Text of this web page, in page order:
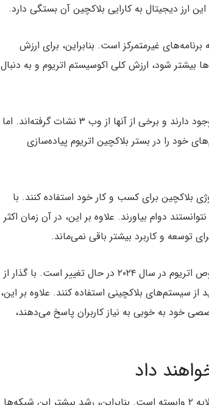
ارز دیجیتال به کارایی بلاکچین آن بستگی دارد.
غیرمتمرکز است. بنابراین، برای ارزش
بیشتر شود، ارزش کلی اکوسیستم اتریوم و به دنبال
در حال حاضر برنامه‌های کاربردی ارزشمندی در بلاکچین اتریوم وجود دارند و برخی از آنها از وب ۳ نشات گرفته‌اند. اما
خود را در بستر بلاکچین اتریوم پیاده‌سازی
بلاکچین برای کسب و کار خود استفاده کنند. با
دوام بیاورند. علاوه بر این، در آن زمان اکثر
اما به نظر می‌رسد چشم‌انداز کلی شبکه‌های بلاکچینی و به خصوص اتریوم در سال ۲۰۲۴ در حال تغییر است. با گذار از
از سیستم‌های بلاکچینی استفاده کنند. علاوه بر این،
۲ هر کدام با ساختار تخصصی خود به خوبی به نیاز کاربران پاسخ می‌دهند،